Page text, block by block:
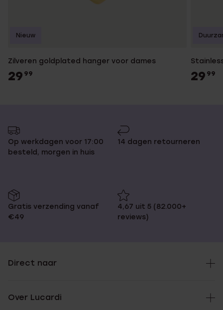
Zilveren goldplated hanger voor dames
29 99
Nieuw
29 99
Op werkdagen voor 17:00
besteld, morgen in huis
14 dagen retourneren
Gratis verzending vanaf
€49
4,67 uit 5 (82.000+
reviews)
Direct naar
Over Lucardi